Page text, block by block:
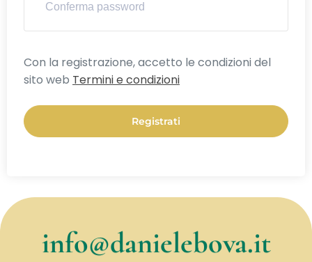
Alternative:
Con la registrazione, accetto le condizioni del
sito web Termini e condizioni
Registrati
info@danielebova.it